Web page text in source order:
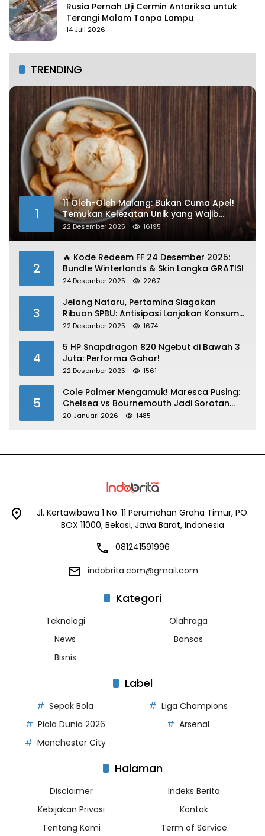
Rusia Pernah Uji Cermin Antariksa untuk
Terangi Malam Tanpa Lampu
14 Juli 2026
TRENDING
1
11 Oleh-Oleh Malang: Bukan Cuma Apel!
Temukan Kelezatan Unik yang Wajib
Dibawa
22 Desember 2025 16195
2
🔥 Kode Redeem FF 24 Desember 2025:
Bundle Winterlands & Skin Langka GRATIS!
24 Desember 2025 2267
3
Jelang Nataru, Pertamina Siagakan
Ribuan SPBU: Antisipasi Lonjakan Konsumsi
BBM dan LPG!
22 Desember 2025 1674
4
5 HP Snapdragon 820 Ngebut di Bawah 3
Juta: Performa Gahar!
22 Desember 2025 1561
5
Cole Palmer Mengamuk! Maresca Pusing:
Chelsea vs Bournemouth Jadi Sorotan
Utama
20 Januari 2026 1485
Jl. Kertawibawa 1 No. 11 Perumahan Graha Timur, PO.
BOX 11000, Bekasi, Jawa Barat, Indonesia
081241591996
indobrita.com@gmail.com
Kategori
Teknologi
Olahraga
News
Bansos
Bisnis
Label
Sepak Bola
Liga Champions
Piala Dunia 2026
Arsenal
Manchester City
Halaman
Disclaimer
Indeks Berita
Kebijakan Privasi
Kontak
Tentang Kami
Term of Service